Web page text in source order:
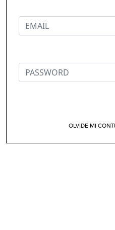
OLVIDE MI